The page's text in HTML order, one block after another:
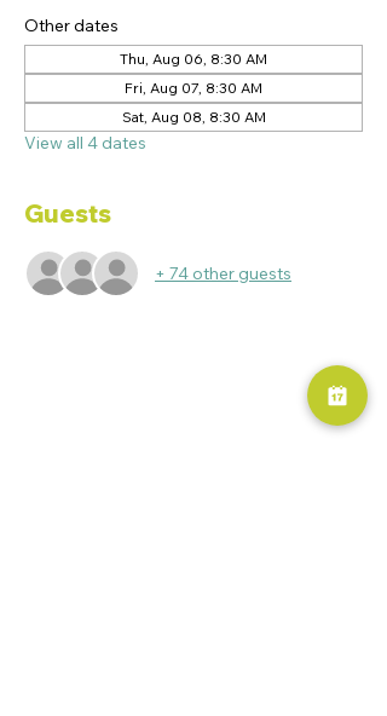
Other dates
Thu, Aug 06, 8:30 AM
Fri, Aug 07, 8:30 AM
Sat, Aug 08, 8:30 AM
View all 4 dates
Guests
+ 74 other guests